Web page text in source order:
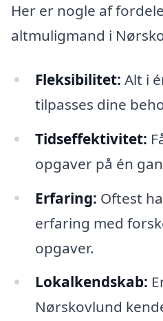
Her er nogle af
altmuligmand i
Fleksibilitet: Alt i
tilpasses dine
Tidseffektivitet:
opgaver på én
Erfaring: Oftest
erfaring med
opgaver.
Lokalkendskab:
Nørskovlund